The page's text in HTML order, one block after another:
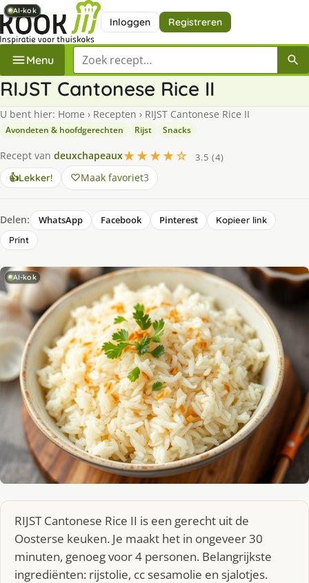
Inloggen Registreren
Menu Zoek een recept
RIJST Cantonese Rice II
U bent hier: Home › Recepten › RIJST Cantonese Rice II
Avondeten & hoofdgerechten Rijst Snacks
Recept van deuxchapeaux★★★★☆
3.5 (4)
👍Lekker! Maak favoriet3
Delen: WhatsApp Facebook Pinterest
Kopieer link
Print
AI-kok
RIJST Cantonese Rice II is een gerecht uit de
Oosterse keuken. Je maakt het in ongeveer 30
minuten, genoeg voor 4 personen. Belangrijkste
ingrediënten: rijstolie, cc sesamolie en sjalotjes.
AI-kok
AI-kok
AI-kok
AI-kok
AI-kok
AI-kok